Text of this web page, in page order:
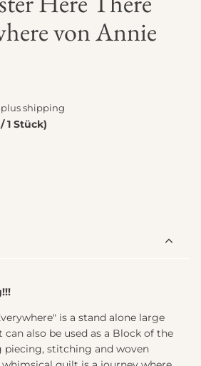
von Annie
plusshipping
1 Stück)
is a stand alone large
also be used as a Block of the
piecing, stitching and woven